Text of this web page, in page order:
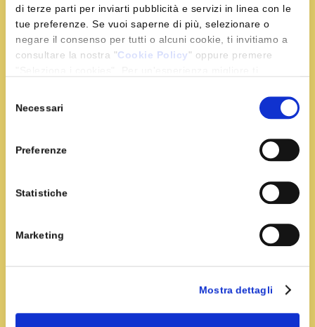
di terze parti per inviarti pubblicità e servizi in linea con le
tue preferenze. Se vuoi saperne di più, selezionare o
negare il consenso per tutti o alcuni cookie, ti invitiamo a
consultare la nostra "Cookie Policy" oppure premere
delNecessari
Preferenze
Statistiche
Marketing
Mostra dettagli
320 g. di riso
400 g. di salsiccia
400 g. di polpa di pomodoro a pezzetti
1 bicchiere di vino bianco secco
50 g. di grana grattugiato
1 cucchiai di olio extra vergine di oliva
Preparazione